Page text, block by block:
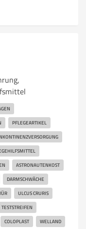
PFLEGEARTIKEL
ASTRONAUTENKOST
DARMSCHWÄCHE
ULCUS CRURIS
TESTSTREIFEN
COLOPLAST WELLAND